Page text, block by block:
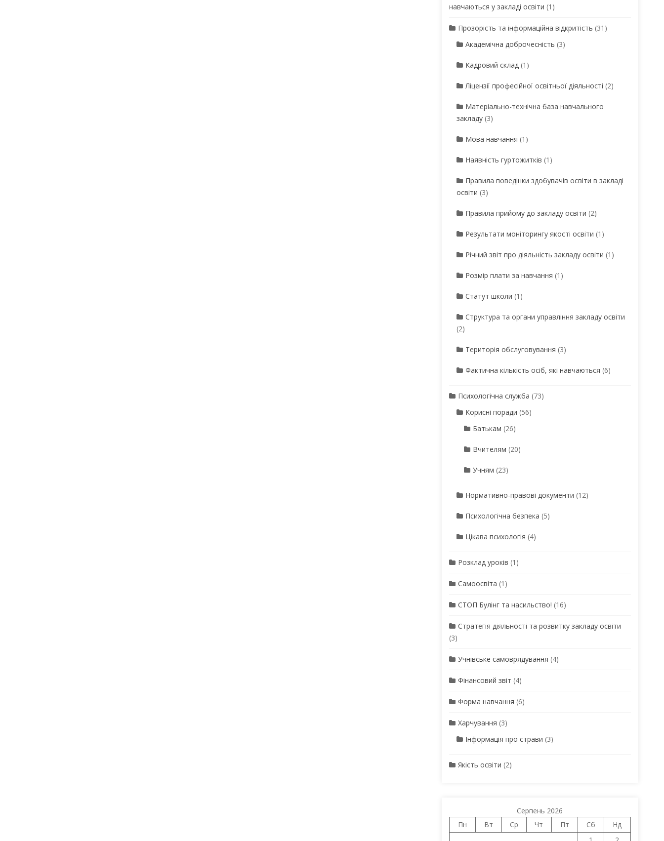
навчаються у закладі освіти (1)
Прозорість та інформаційна відкритість (31)
Академічна доброчесність (3)
Кадровий склад(1)
Ліцензії професійної освітньої діяльності (2)
Матеріально-технічна база навчального
закладу(3)
Мова навчання (1)
Наявність гуртожитків (1)
Правила поведінки здобувачів освіти в закладі
освіти (3)
Правила прийому до закладу освіти (2)
Результати моніторингу якості освіти (1)
Річний звіт про діяльність закладу освіти (1)
Розмір плати за навчання (1)
Статут школи (1)
Структура та органи управління закладу освіти
(2)
Територія обслуговування (3)
Фактична кількість осіб, які навчаються (6)
Психологічна служба (73)
Корисні поради (56)
Батькам (26)
Вчителям (20)
Учням (23)
Нормативно-правові документи (12)
Психологічна безпека (5)
Цікава психологія (4)
Розклад уроків (1)
Самоосвіта (1)
СТОП Булінг та насильство! (16)
Стратегія діяльності та розвитку закладу освіти
(3)
Учнівське самоврядування (4)
Фінансовий звіт (4)
Форма навчання (6)
Харчування (3)
Інформація про страви (3)
Якість освіти (2)
Серпень 2026
Пн
Вт Ср Чт Пт Сб
Нд